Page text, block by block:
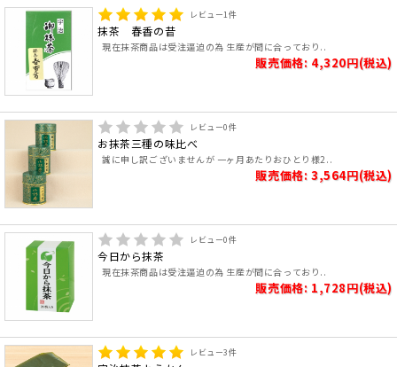
レビュー1件
抹茶 春香の昔
現在抹茶商品は受注逼迫の為 生産が間に合っており..
販売価格: 4,320円(税込)
レビュー0件
お抹茶三種の味比べ
誠に申し訳ございませんが 一ヶ月あたりおひとり様2..
販売価格: 3,564円(税込)
レビュー0件
今日から抹茶
現在抹茶商品は受注逼迫の為 生産が間に合っており..
販売価格: 1,728円(税込)
レビュー3件